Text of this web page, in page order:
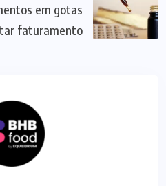
em gotas
faturamento